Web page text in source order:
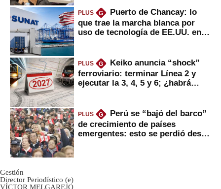
PLUS G
Puerto de Chancay: lo
que trae la marcha blanca por
uso de tecnología de EE.UU. en
PLUS G
Keiko anuncia “shock”
ferroviario: terminar Línea 2 y
ejecutar la 3, 4, 5 y 6; ¿habrá
PLUS G
Perú se “bajó del barco”
de crecimiento de países
emergentes: esto se perdió desde
Gestión
Director Periodístico (e)
VÍCTOR MELGAREJO